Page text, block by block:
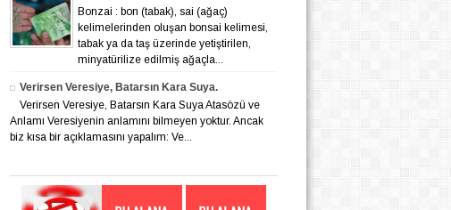
Bonzai : bon (tabak), sai (ağaç)
kelimelerinden oluşan bonsai kelimesi,
tabak ya da taş üzerinde yetiştirilen,
minyatürilize edilmiş ağaçla...
Verirsen Veresiye, Batarsın Kara Suya.
Verirsen Veresiye, Batarsın Kara Suya Atasözü ve
Anlamı Veresiyenin anlamını bilmeyen yoktur. Ancak
biz kısa bir açıklamasını yapalım: Ve...